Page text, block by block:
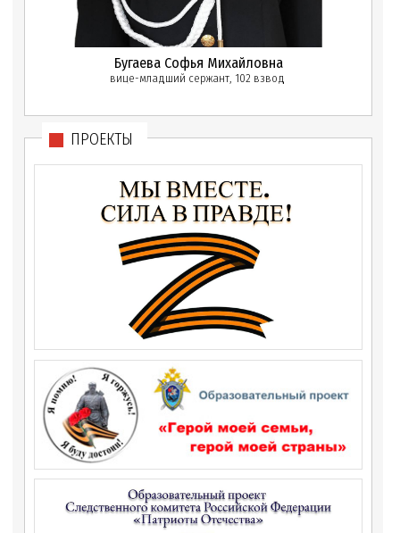
Бугаева Софья Михайловна
вице-младший сержант, 102 взвод
ПРОЕКТЫ